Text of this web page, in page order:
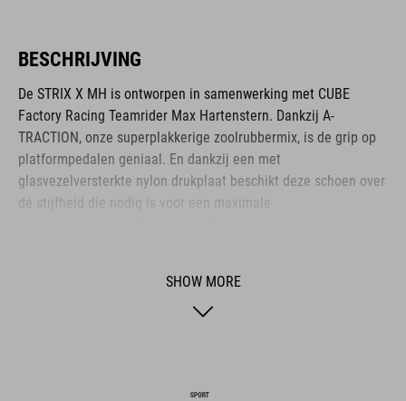
BESCHRIJVING
De STRIX X MH is ontworpen in samenwerking met CUBE
Factory Racing Teamrider Max Hartenstern. Dankzij A-
TRACTION, onze superplakkerige zoolrubbermix, is de grip op
platformpedalen geniaal. En dankzij een met
glasvezelversterkte nylon drukplaat beschikt deze schoen over
de stijfheid die nodig is voor een maximale
een gepersonaliseerde drukverdeling. Versterkingen rondom
hielkuip, neus en voetboog bieden extra bescherming. Een
SHOW MORE